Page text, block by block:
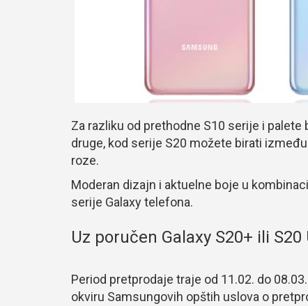
Za razliku od prethodne S10 serije i palete
druge, kod serije S20 možete birati
roze.
Moderan dizajn i aktuelne boje u
serije Galaxy telefona.
Uz poručen Galaxy S20+ ili
Period pretprodaje traje od 11.02. do
okviru Samsungovih opštih uslova o